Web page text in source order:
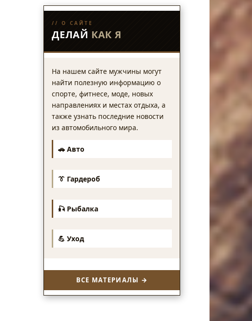
// О САЙТЕ
ДЕЛАЙ КАК Я
На нашем сайте мужчины могут
найти полезную информацию о
спорте, фитнесе, моде, новых
направлениях и местах отдыха, а
также узнать последние новости
из автомобильного мира.
🚗 Авто
👔 Гардероб
🎣 Рыбалка
💪 Уход
ВСЕ МАТЕРИАЛЫ →